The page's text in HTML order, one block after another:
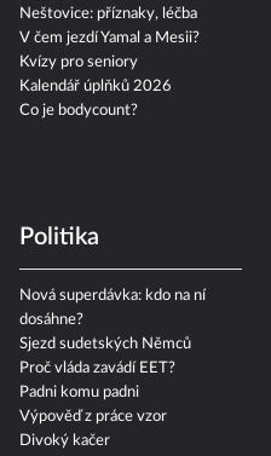
Neštovice: příznaky, léčba
V čem jezdí Yamal a Mesii?
Kvízy pro seniory
Kalendář úplňků 2026
Co je bodycount?
Politika
Nová superdávka: kdo na ní
dosáhne?
Sjezd sudetských Němců
Proč vláda zavádí EET?
Padni komu padni
Výpověď z práce vzor
Divoký kačer